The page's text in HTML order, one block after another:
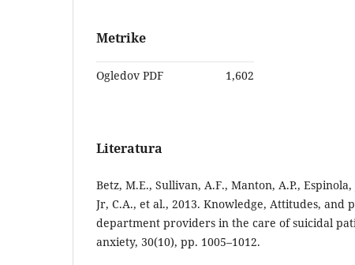
Metrike
Ogledov PDF 1,602
Literatura
Betz, M.E., Sullivan, A.F., Manton, A.P.,
Jr, C.A., et al., 2013. Knowledge, Attitudes, and
department providers in the care of suicidal
anxiety, 30(10), pp. 1005–1012.